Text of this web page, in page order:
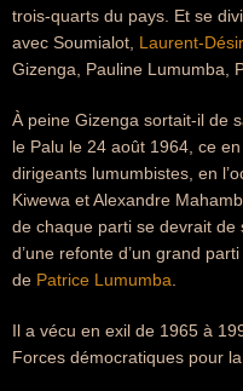
trois-quarts du pays. Et se
avec Soumialot, Laurent-
Gizenga, Pauline Lumumba,
À peine Gizenga sortait-il de
le Palu le 24 août 1964, ce
dirigeants lumumbistes, en
Kiwewa et Alexandre
de chaque parti se devrait de
d’une refonte d’un grand
de Patrice Lumumba
Il a vécu en exil de 1965 à
Forces démocratiques pour